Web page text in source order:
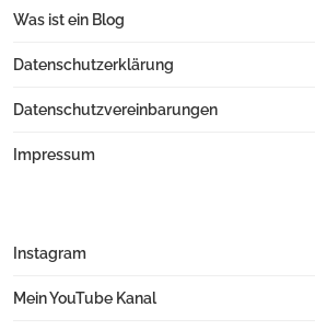
Was ist ein Blog
Datenschutzerklärung
Datenschutzvereinbarungen
Impressum
Instagram
Mein YouTube Kanal